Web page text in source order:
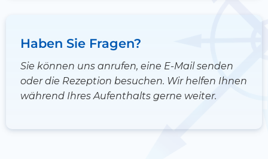
Haben Sie Fragen?
Sie können uns anrufen, eine E-Mail senden
oder die Rezeption besuchen. Wir helfen Ihnen
während Ihres Aufenthalts gerne weiter.